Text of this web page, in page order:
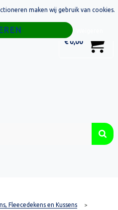
€ 0,00
Fleecedekens en Kussens >
maken wij gebruik van cookies.